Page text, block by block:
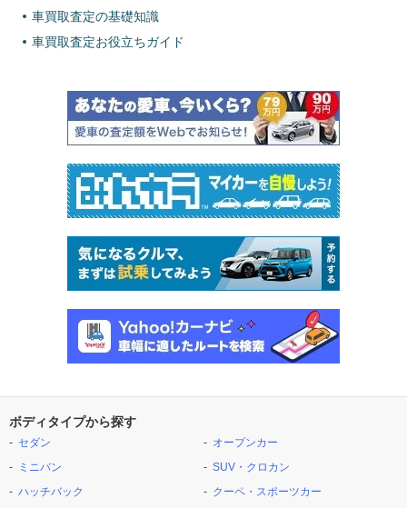
車買取査定の基礎知識
車買取査定お役立ちガイド
ボディタイプから探す
セダン
ミニバン
ハッチバック
オープンカー
SUV・クロカン
クーペ・スポーツカー